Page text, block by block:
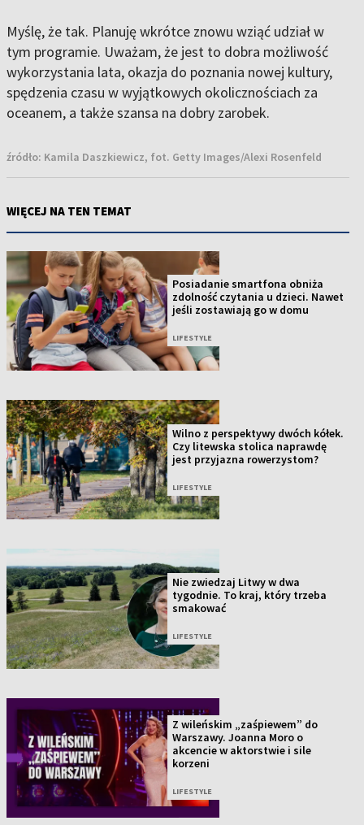
Myślę, że tak. Planuję wkrótce znowu wziąć udział w
tym programie. Uważam, że jest to dobra możliwość
wykorzystania lata, okazja do poznania nowej kultury,
spędzenia czasu w wyjątkowych okolicznościach za
oceanem, a także szansa na dobry zarobek.
źródło: Kamila Daszkiewicz, fot. Getty Images/Alexi Rosenfeld
WIĘCEJ NA TEN TEMAT
Posiadanie smartfona obniża
zdolność czytania u dzieci. Nawet
jeśli zostawiają go w domu
LIFESTYLE
Wilno z perspektywy dwóch kółek.
Czy litewska stolica naprawdę
jest przyjazna rowerzystom?
LIFESTYLE
Nie zwiedzaj Litwy w dwa
tygodnie. To kraj, który trzeba
smakować
LIFESTYLE
Z wileńskim „zaśpiewem” do
Warszawy. Joanna Moro o
akcencie w aktorstwie i sile
korzeni
LIFESTYLE